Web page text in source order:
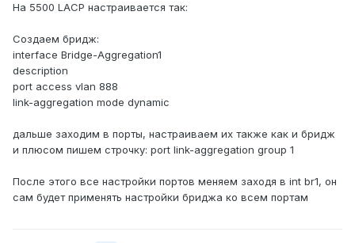
На 5500 LACP настраивается так:
Создаем бридж:
interface Bridge-Aggregation1
description
port access vlan 888
link-aggregation mode dynamic
дальше заходим в порты, настраиваем их также как и бридж
и плюсом пишем строчку: port link-aggregation group 1
После этого все настройки портов меняем заходя в int br1, он
сам будет применять настройки бриджа ко всем портам